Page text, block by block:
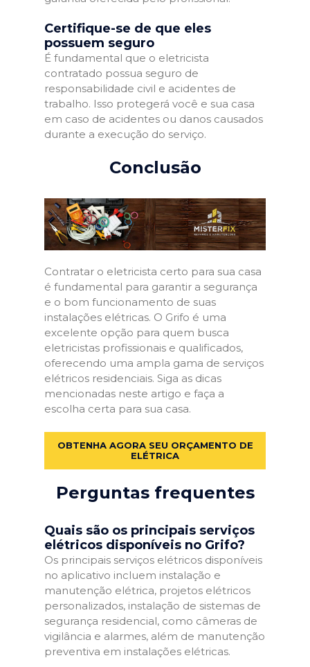
Certifique-se de que eles
possuem seguro
É fundamental que o eletricista
contratado possua seguro de
responsabilidade civil e acidentes de
trabalho. Isso protegerá você e sua casa
em caso de acidentes ou danos causados
durante a execução do serviço.
Conclusão
Contratar o eletricista certo para sua casa
é fundamental para garantir a segurança
e o bom funcionamento de suas
instalações elétricas. O Grifo é uma
excelente opção para quem busca
eletricistas profissionais e qualificados,
oferecendo uma ampla gama de serviços
elétricos residenciais. Siga as dicas
mencionadas neste artigo e faça a
escolha certa para sua casa.
OBTENHA AGORA SEU ORÇAMENTO DE
ELÉTRICA
Perguntas frequentes
Quais são os principais serviços
elétricos disponíveis no Grifo?
Os principais serviços elétricos disponíveis
no aplicativo incluem instalação e
manutenção elétrica, projetos elétricos
personalizados, instalação de sistemas de
segurança residencial, como câmeras de
vigilância e alarmes, além de manutenção
preventiva em instalações elétricas.